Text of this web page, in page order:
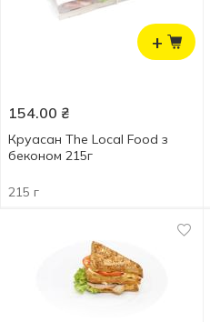
+
154.00 ₴
Круасан The Local Food з
беконом 215г
215 г